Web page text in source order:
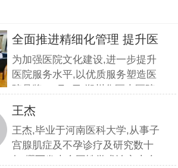
全面推进精细化管理 提升医
疗服
为加强医院文化建设,进一步提升
医院服务水平,以优质服务塑造医
院品牌,11月5日,郑州华医大医院
组织全员开展优质服务提升培训.
本期培训邀请到职业素养与服务设
计专家
王杰
王杰,毕业于河南医科大学,从事子
宫腺肌症及不孕诊疗及研究数十
年,撰写发表全国性学术论文十余